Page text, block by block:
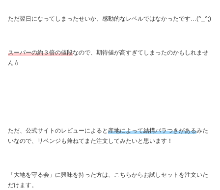
ただ翌日になってしまったせいか、感動的なレベルではなかったです…(^_^;)
スーパーの約３倍の値段なので、期待値が高すぎてしまったのかもしれませ
ん💧
ただ、公式サイトのレビューによると 産地によって結構バラつきがあるみた
いなので、リベンジも兼ねてまた注文してみたいと思います！
「大地を守る会」に興味を持った方は、こちらからお試しセットを注文いた
だけます。